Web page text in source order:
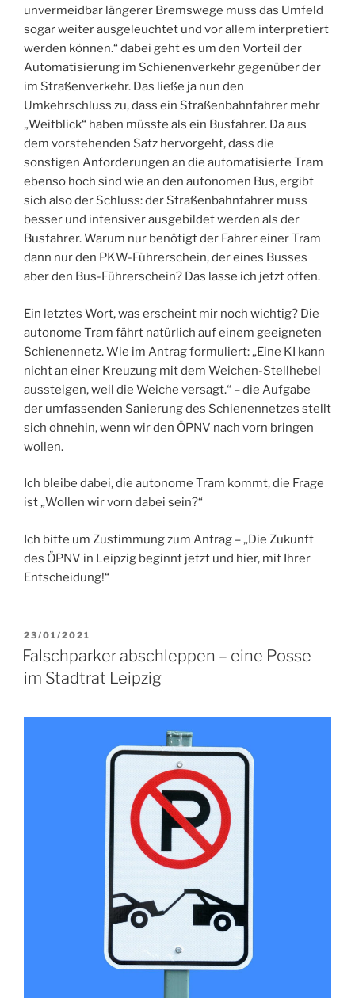
unvermeidbar längerer Bremswege muss das Umfeld
sogar weiter ausgeleuchtet und vor allem interpretiert
werden können.“ dabei geht es um den Vorteil der
Automatisierung im Schienenverkehr gegenüber der
im Straßenverkehr. Das ließe ja nun den
Umkehrschluss zu, dass ein Straßenbahnfahrer mehr
„Weitblick“ haben müsste als ein Busfahrer. Da aus
dem vorstehenden Satz hervorgeht, dass die
sonstigen Anforderungen an die automatisierte Tram
ebenso hoch sind wie an den autonomen Bus, ergibt
sich also der Schluss: der Straßenbahnfahrer muss
besser und intensiver ausgebildet werden als der
Busfahrer. Warum nur benötigt der Fahrer einer Tram
dann nur den PKW-Führerschein, der eines Busses
aber den Bus-Führerschein? Das lasse ich jetzt offen.
Ein letztes Wort, was erscheint mir noch wichtig? Die
autonome Tram fährt natürlich auf einem geeigneten
Schienennetz. Wie im Antrag formuliert: „Eine KI kann
nicht an einer Kreuzung mit dem Weichen-Stellhebel
aussteigen, weil die Weiche versagt.“ – die Aufgabe
der umfassenden Sanierung des Schienennetzes stellt
sich ohnehin, wenn wir den ÖPNV nach vorn bringen
wollen.
Ich bleibe dabei, die autonome Tram kommt, die Frage
ist „Wollen wir vorn dabei sein?“
Ich bitte um Zustimmung zum Antrag – „Die Zukunft
des ÖPNV in Leipzig beginnt jetzt und hier, mit Ihrer
Entscheidung!“
VERÖFFENTLICHT
AM
23/01/2021
Falschparker abschleppen – eine Posse
im Stadtrat Leipzig